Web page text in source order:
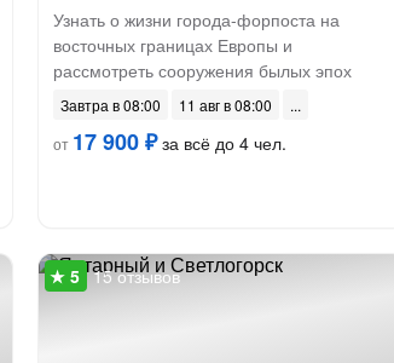
Узнать о жизни города-форпоста на
восточных границах Европы и
рассмотреть сооружения былых эпох
Завтра в 08:00
11 авг в 08:00
от 17 900 ₽за всё до 4 чел.
15 отзывов